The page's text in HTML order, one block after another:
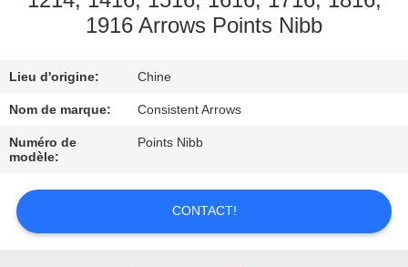
D'USINE
CONTRÔLE
DE
QUALITÉ
CONTACTEZ-
NOUS
1916 Arrows Points Nibb
Lieu d'origine: Chine
Nom de marque: Consistent Arrows
Numéro de
modèle:
Points Nibb
CONTACT!